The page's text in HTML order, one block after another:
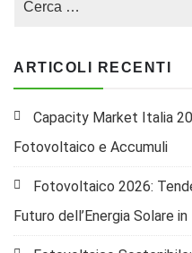
ARTICOLI RECENTI
Capacity Market Italia
Fotovoltaico e Accumuli
Fotovoltaico 2026:
Futuro dell’Energia Solare